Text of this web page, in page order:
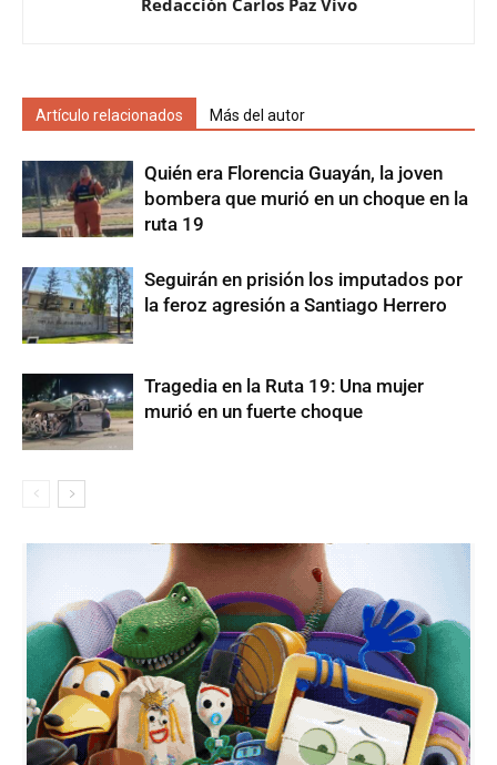
Redacción Carlos Paz Vivo
Artículo relacionados Más del autor
Quién era Florencia Guayán, la joven
bombera que murió en un choque en la
ruta 19
Seguirán en prisión los imputados por
la feroz agresión a Santiago Herrero
Tragedia en la Ruta 19: Una mujer
murió en un fuerte choque